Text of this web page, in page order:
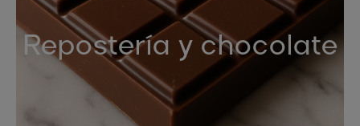
Repostería y chocolate